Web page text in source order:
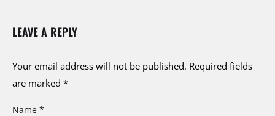
LEAVE A REPLY
Your email address will not be published. Required fields
are marked *
Name *